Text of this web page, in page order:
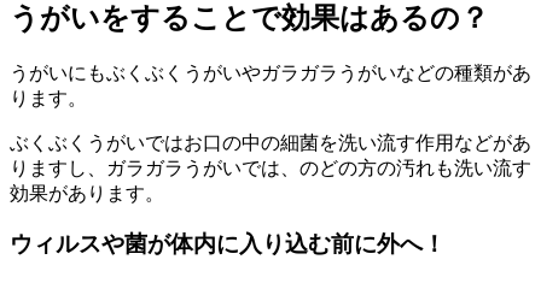
うがいをすることで効果はあるの？
うがいにもぶくぶくうがいやガラガラうがいなどの種類があ
ります。
ぶくぶくうがいではお口の中の細菌を洗い流す作用などがあ
りますし、ガラガラうがいでは、のどの方の汚れも洗い流す
効果があります。
ウィルスや菌が体内に入り込む前に外へ！